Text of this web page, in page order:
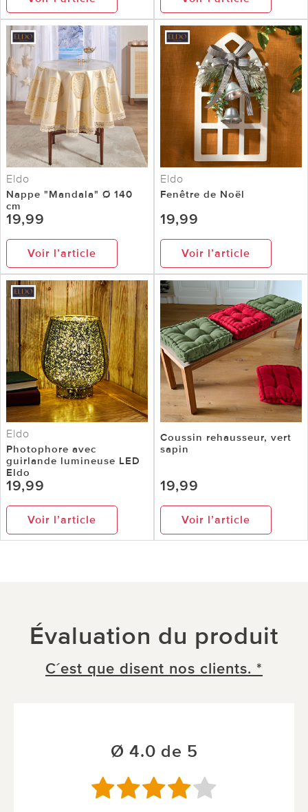
Eldo
Nappe "Mandala" Ø 140
cm
19,99
Voir l’article
Eldo
Fenêtre de Noël
19,99
Voir l’article
Eldo
Photophore avec
guirlande lumineuse LED
Eldo
19,99
Voir l’article
Coussin rehausseur, vert
sapin
19,99
Voir l’article
Évaluation du produit
C´est que disent nos clients. *
Ø 4.0 de 5